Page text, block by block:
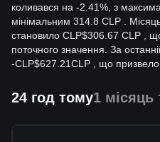
коливався на -2.41%, з
мінімальним 314.8 CLP .
становило CLP$306.67 CLP ,
поточного значення. За
-CLP$627.21CLP , що
24 год тому1 місяць